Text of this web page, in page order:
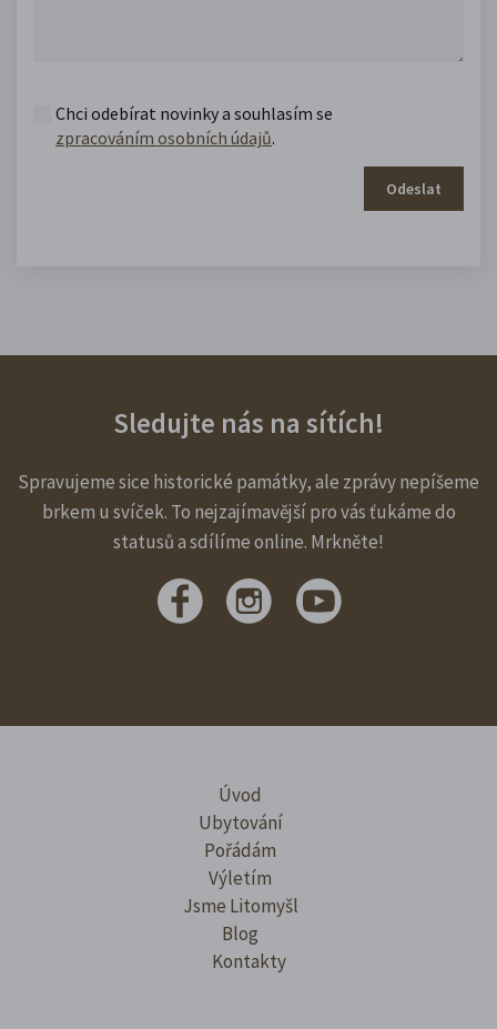
Chci odebírat novinky a souhlasím se
zpracováním osobních údajů.
Odeslat
Sledujte nás na sítích!
Spravujeme sice historické památky, ale zprávy nepíšeme
brkem u svíček. To nejzajímavější pro vás ťukáme do
statusů a sdílíme online. Mrkněte!
Úvod
Ubytování
Pořádám
Výletím
Jsme Litomyšl
Blog
Kontakty